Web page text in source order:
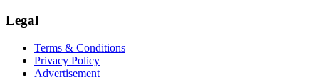
Legal
Terms & Conditions
Privacy Policy
Advertisement